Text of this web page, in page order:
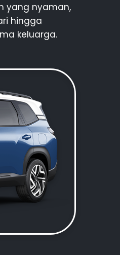
yang nyaman,
hingga
keluarga.